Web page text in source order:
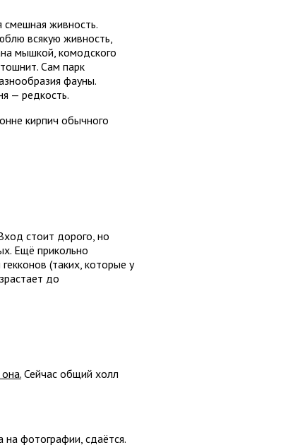
смешная живность.
всякую живность,
мышкой, комодского
Сам парк
фауны.
— редкость.
кирпич обычного
стоит дорого, но
Ещё прикольно
(таких, которые у
до
Сейчас общий холл
на фотографии, сдаётся.